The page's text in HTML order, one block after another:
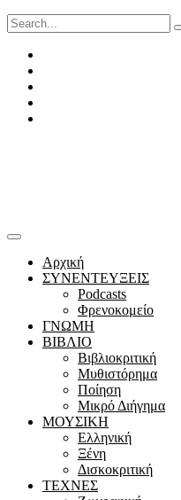
Search
for:
Αρχική
ΣΥΝΕΝΤΕΥΞΕΙΣ
Podcasts
Φρενοκομείο
ΓΝΩΜΗ
ΒΙΒΛΙΟ
Βιβλιοκριτική
Μυθιστόρημα
Ποίηση
Μικρό Διήγημα
ΜΟΥΣΙΚΗ
Ελληνική
Ξένη
Δισκοκριτική
ΤΕΧΝΕΣ